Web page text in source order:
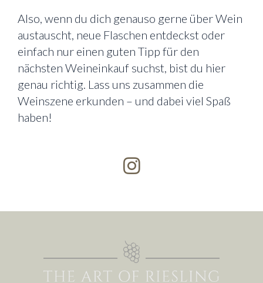
Also, wenn du dich genauso gerne über Wein
austauscht, neue Flaschen entdeckst oder
einfach nur einen guten Tipp für den
nächsten Weineinkauf suchst, bist du hier
genau richtig. Lass uns zusammen die
Weinszene erkunden – und dabei viel Spaß
haben!